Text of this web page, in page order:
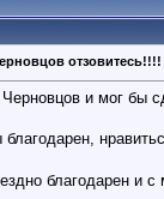
отзовитесь!!!!
Черновцов и мог бы
благодарен и